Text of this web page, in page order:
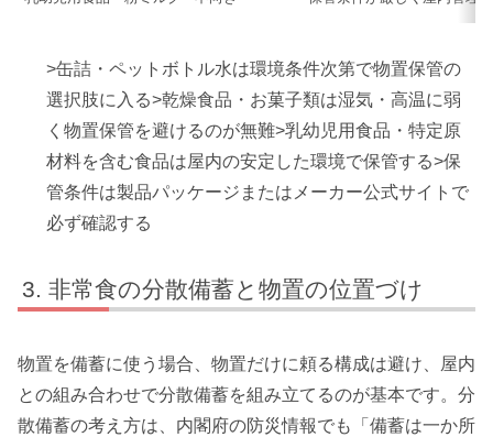
>缶詰・ペットボトル水は環境条件次第で物置保管の
選択肢に入る>乾燥食品・お菓子類は湿気・高温に弱
く物置保管を避けるのが無難>乳幼児用食品・特定原
材料を含む食品は屋内の安定した環境で保管する>保
管条件は製品パッケージまたはメーカー公式サイトで
必ず確認する
非常食の分散備蓄と物置の位置づけ
物置を備蓄に使う場合、物置だけに頼る構成は避け、屋内
との組み合わせで分散備蓄を組み立てるのが基本です。分
散備蓄の考え方は、内閣府の防災情報でも「備蓄は一か所